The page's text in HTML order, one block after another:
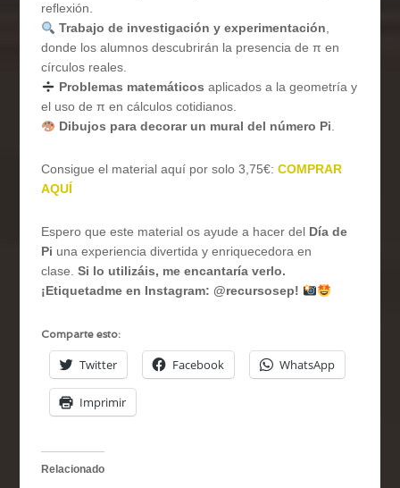
reflexión.
Trabajo de investigación y experimentación,
donde los alumnos descubrirán la presencia de π en
círculos reales.
Problemas matemáticos aplicados a la geometría y
el uso de π en cálculos cotidianos.
Dibujos para decorar un mural del número Pi.
Consigue el material aquí por solo 3,75€:COMPRAR
AQUÍ
Espero que este material os ayude a hacer del Día de
Pi una experiencia divertida y enriquecedora en
clase.Si lo utilizáis, me encantaría verlo.
¡Etiquetadme en Instagram: @recursosep!
Comparte esto:
Twitter Facebook WhatsApp
Imprimir
Relacionado